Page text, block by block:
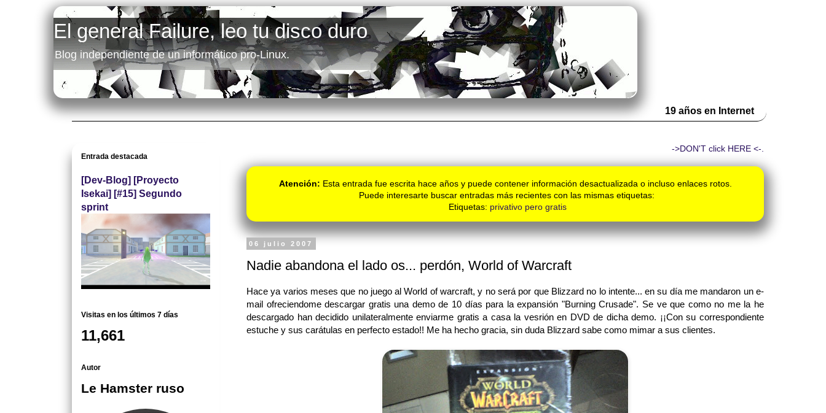
El general Failure, leo tu disco duro
Blog independiente de un informático pro-Linux.
19 años en Internet
->DON'T click HERE <-.
Atención: Esta entrada fue escrita hace años y puede contener información desactualizada o incluso enlaces rotos.
Puede interesarte buscar entradas más recientes con las mismas etiquetas:
Etiquetas: privativo pero gratis
06 julio 2007
Nadie abandona el lado os... perdón, World of Warcraft
Hace ya varios meses que no juego al World of warcraft, y no será por que Blizzard no lo intente... en su día me mandaron un e-
mail ofreciendome descargar gratis una demo de 10 días para la expansión "Burning Crusade". Se ve que como no me la he
descargado han decidido unilateralmente enviarme gratis a casa la vesrión en DVD de dicha demo. ¡¡Con su correspondiente
estuche y sus carátulas en perfecto estado!! Me ha hecho gracia, sin duda Blizzard sabe como mimar a sus clientes.
Entrada destacada
[Dev-Blog] [Proyecto
Isekai] [#15] Segundo
sprint
Visitas en los últimos 7 días
11,661
Autor
Le Hamster ruso